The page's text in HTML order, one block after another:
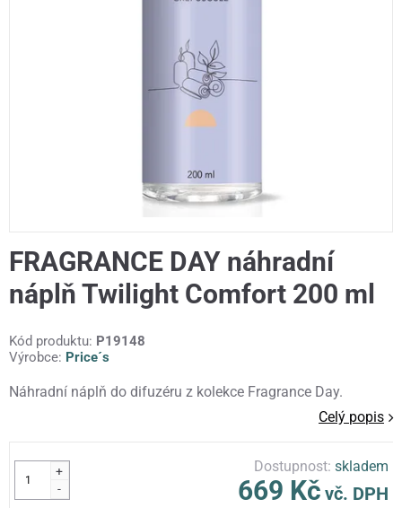
FRAGRANCE DAY náhradní
náplň Twilight Comfort 200 ml
Kód produktu: P19148
Výrobce: Price´s
Náhradní náplň do difuzéru z kolekce Fragrance Day.
Celý popis
+
-
Dostupnost:skladem
669 Kč vč. DPH